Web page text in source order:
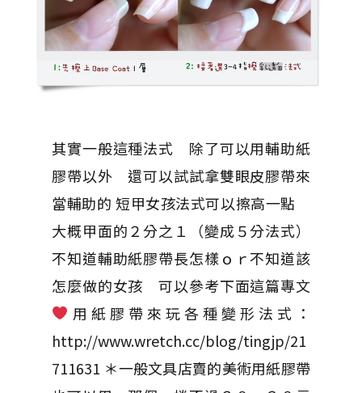
其實一般這種法式 除了可以用輔助紙
膠帶以外 還可以試試拿雙眼皮膠帶來
當輔助的 短甲女孩法式可以擦高一點
大概甲面的２分之１（變成５分法式）
不知道輔助紙膠帶長怎樣ｏｒ不知道該
怎麼做的女孩 可以參考下面這篇專文
用紙膠帶來玩各種變形法式：
http://www.wretch.cc/blog/tingjp/21
711631 ＊一般文具店賣的美術用紙膠帶